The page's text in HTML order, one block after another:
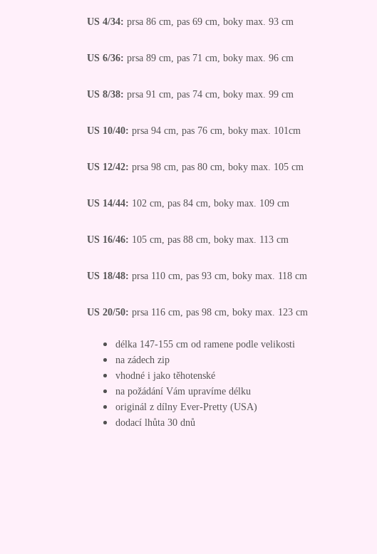
US 4/34: prsa 86 cm, pas 69 cm, boky max. 93 cm
US 6/36: prsa 89 cm, pas 71 cm, boky max. 96 cm
US 8/38: prsa 91 cm, pas 74 cm, boky max. 99 cm
US 10/40: prsa 94 cm, pas 76 cm, boky max. 101cm
US 12/42: prsa 98 cm, pas 80 cm, boky max. 105 cm
US 14/44: 102 cm, pas 84 cm, boky max. 109 cm
US 16/46: 105 cm, pas 88 cm, boky max. 113 cm
US 18/48: prsa 110 cm, pas 93 cm, boky max. 118 cm
US 20/50: prsa 116 cm, pas 98 cm, boky max. 123 cm
délka 147-155 cm od ramene podle velikosti
na zádech zip
vhodné i jako těhotenské
na požádání Vám upravíme délku
originál z dílny Ever-Pretty (USA)
dodací lhůta 30 dnů